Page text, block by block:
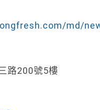
md/
路200號5樓